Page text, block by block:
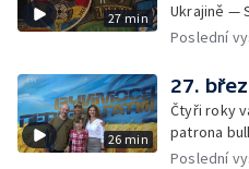
27 min
Ukrajině —
Poslední
26 min
27.
Čtyři roky
patrona
Poslední